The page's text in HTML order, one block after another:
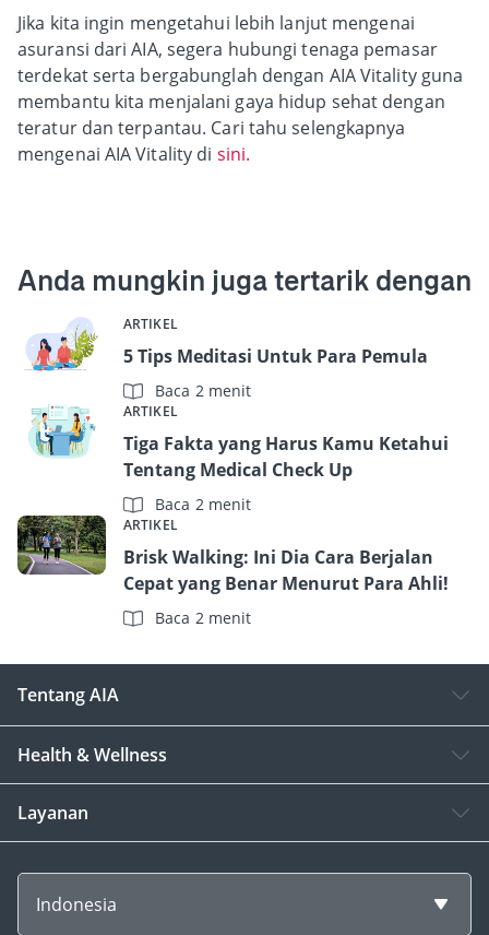
Jika kita ingin mengetahui lebih lanjut mengenai
asuransi dari AIA, segera hubungi tenaga pemasar
terdekat serta bergabunglah dengan AIA Vitality guna
membantu kita menjalani gaya hidup sehat dengan
teratur dan terpantau. Cari tahu selengkapnya
mengenai AIA Vitality di sini.
Anda mungkin juga tertarik dengan
ARTIKEL
5 Tips Meditasi Untuk Para Pemula
Baca 2 menit
ARTIKEL
Tiga Fakta yang Harus Kamu Ketahui
Tentang Medical Check Up
Baca 2 menit
ARTIKEL
Brisk Walking: Ini Dia Cara Berjalan
Cepat yang Benar Menurut Para Ahli!
Baca 2 menit
Tentang AIA
Health & Wellness
Layanan
Indonesia